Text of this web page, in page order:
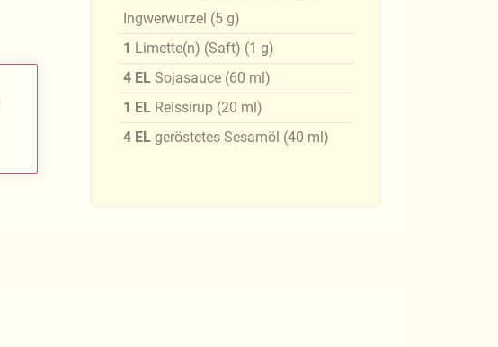
Ingwerwurzel (5 g)
1 Limette(n) (Saft) (1 g)
4 EL Sojasauce (60 ml)
1 EL Reissirup (20 ml)
4 EL geröstetes Sesamöl (40 ml)